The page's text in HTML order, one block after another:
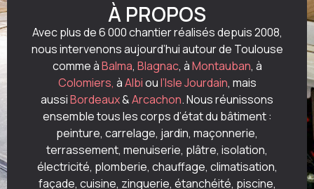
À PROPOS
Avec plus de 6 000 chantier réalisés depuis 2008,
nous intervenons aujourd’hui autour de Toulouse
comme àBalma, Blagnac, àMontauban, à
Colomiers, àAlbioul’Isle Jourdain, mais
aussiBordeaux&Arcachon. Nous réunissons
ensemble tous les corps d’état du bâtiment :
peinture, carrelage, jardin, maçonnerie,
terrassement, menuiserie, plâtre, isolation,
électricité, plomberie, chauffage, climatisation,
façade, cuisine, zinguerie, étanchéité, piscine,